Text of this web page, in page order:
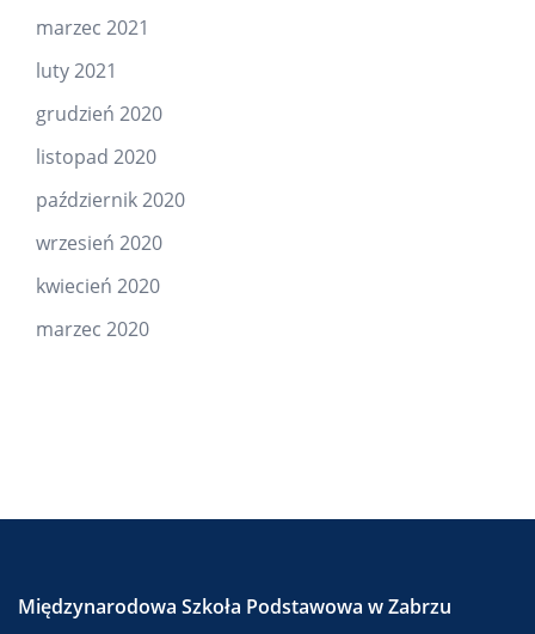
marzec 2021
luty 2021
grudzień 2020
listopad 2020
październik 2020
wrzesień 2020
kwiecień 2020
marzec 2020
Międzynarodowa Szkoła Podstawowa w Zabrzu